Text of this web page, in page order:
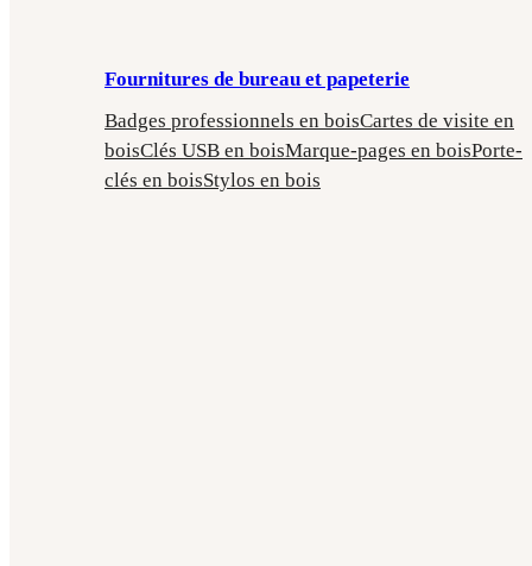
Fournitures de bureau et papeterie
Badges professionnels en boisCartes de visite en
boisClés USB en boisMarque-pages en boisPorte-
clés en boisStylos en bois